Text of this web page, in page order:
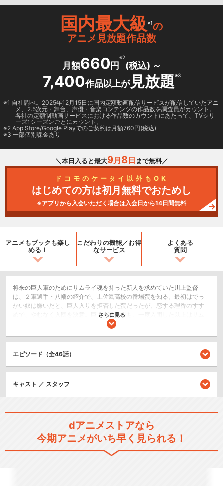
国内最大級※1の
アニメ見放題作品数
月額660 円
※2
(税込) ～
7,400作品以上が見放題※3
1 自社調べ。2025年12月15日に国内定額動画配信サービスが配信していたアニ
メ、2.5次元・舞台、声優・音楽コンテンツの作品数を調査員がカウント。
各社の定額制動画サービスにおける作品数のカウントにあたって、TVシリ
ーズ1シーズンごとにカウント。
2 App Store/Google Playでのご契約は月額760円(税込)
3 一部個別課金あり
＼本日入ると最大9月 8日 まで無料／
ドコモのケータイ以外もOK
はじめての方は初月無料でおためし
※アプリから入会いただく場合は入会日から14日間無料
アニメもブックも楽し
める！
こだわりの機能／お得
なサービス
よくある
質問
将来の巨人軍のためにサムライ魂を持った新人を求めていた川上監督
は、２軍選手・八幡の紹介で、土佐嵐高校の番場蛮を知る。最初はでっ
かい奴は嫌いだと、巨人入りを拒否した蛮だったが、恋する理香のすす
めで、やむなく入団を決意。巨人が嫌いでも、一度入団した以上はサム
ライは己を知る物のために死す。蛮は、川上監督の期待通り、巨人を優
鵬と激突する。
スポーツ/競技
ドラマ/青春
さらに見る
エピソード（全46話）
キャスト ／ スタッフ
dアニメストアなら
今期アニメがいち早く見られる！